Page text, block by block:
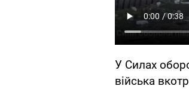
У Силах
війська